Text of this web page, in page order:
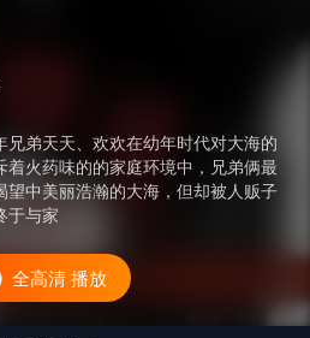
兄弟天天、欢欢在幼年时代对大海的
火药味的的家庭环境中，兄弟俩最
望中美丽浩瀚的大海，但却被人贩子
于与家
全高清 播放